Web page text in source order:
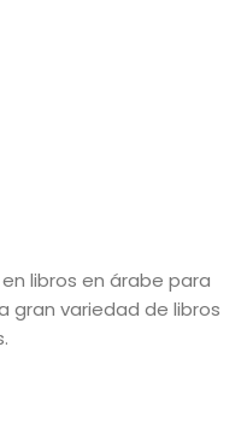
libros en árabe para
gran variedad de libros